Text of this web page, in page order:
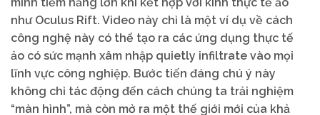
như Oculus Rift. Video này chỉ là một ví dụ về cách
công nghệ này có thể tạo ra các ứng dụng thực tế
ảo có sức mạnh xâm nhập quietly infiltrate vào mọi
lĩnh vực công nghiệp. Bước tiến đáng chú ý này
không chỉ tác động đến cách chúng ta trải nghiệm
“màn hình”, mà còn mở ra một thế giới mới của khả